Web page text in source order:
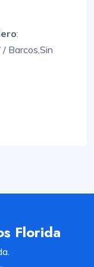
:
/ Barcos,Sin
Florida